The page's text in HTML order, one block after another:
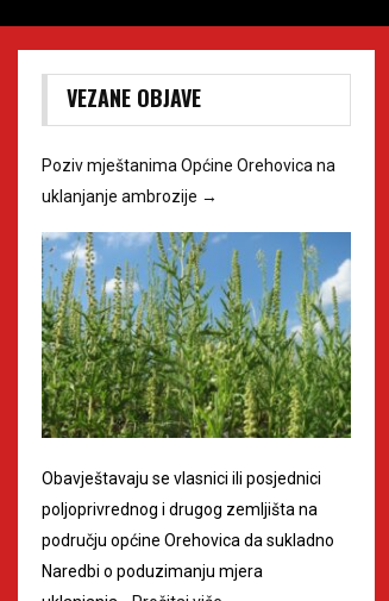
VEZANE OBJAVE
Poziv mještanima Općine Orehovica na
uklanjanje ambrozije →
Obavještavaju se vlasnici ili posjednici
poljoprivrednog i drugog zemljišta na
području općine Orehovica da sukladno
Naredbi o poduzimanju mjera